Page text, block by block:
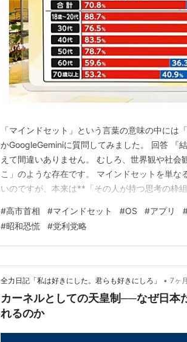
「マインドセット」という言葉の意味の中には
かGoogleGeminiに質問してみました。 回答 『
えて間違いありません。 むしろ、世界観や社会
こ」のような存在です。 マインドセットを単
いのですが、本来は**「その人が持つ思考の枠
うなものですね。 具体的な関係性を整理すると
セット・世界観・社会観の構造 こ…
#高市首相 #マインドセット #OS #アプリ
#昭和恐慌 #党利党略
全力日記「私は好きにした。君らも好きにしろ」 • 7ヶ
カーネルとしての天皇制──なぜ日本
れるのか